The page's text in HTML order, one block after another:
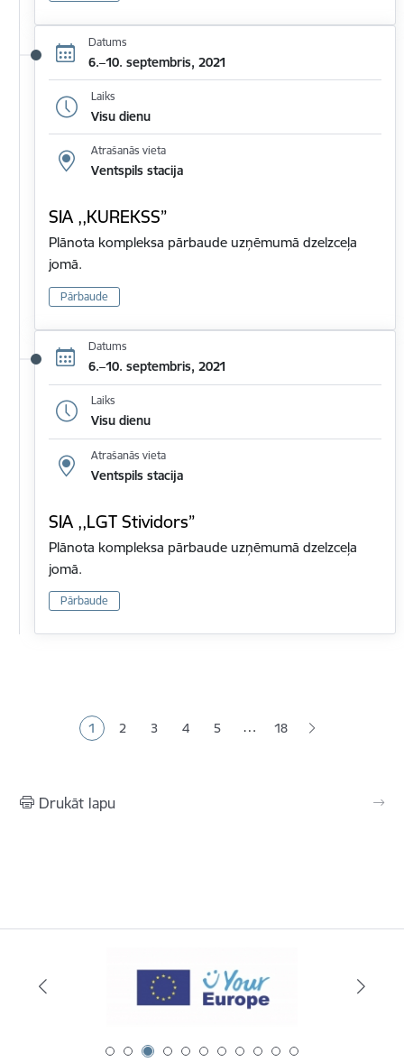
Datums
6.–10. septembris, 2021
Laiks
Visu dienu
Atrašanās vieta
Ventspils stacija
SIA ,,KUREKSS”
Plānota kompleksa pārbaude uzņēmumā dzelzceļa
jomā.
Pārbaude
Datums
6.–10. septembris, 2021
Laiks
Visu dienu
Atrašanās vieta
Ventspils stacija
SIA ,,LGT Stividors”
Plānota kompleksa pārbaude uzņēmumā dzelzceļa
jomā.
Pārbaude
Pašreizējā lapa
1 Lapa
2 Lapa
3 Lapa
4 Lapa
5 … 18
Drukāt lapu